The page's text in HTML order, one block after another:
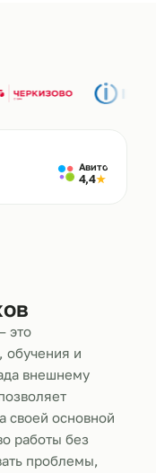
Авито
4,4★
это
обучения и
внешнему
своей основной
работы без
проблемы,